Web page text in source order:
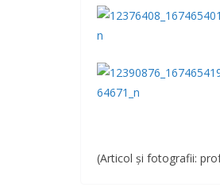
(Articol şi fotografii: